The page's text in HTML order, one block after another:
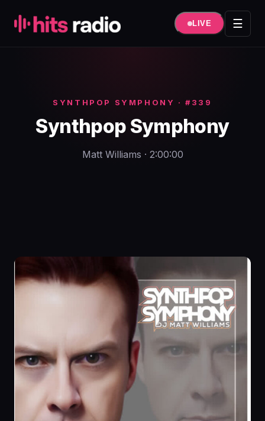
sisule
LIVE ☰
SYNTHPOP SYMPHONY · #339
Synthpop Symphony
Matt Williams · 2:00:00